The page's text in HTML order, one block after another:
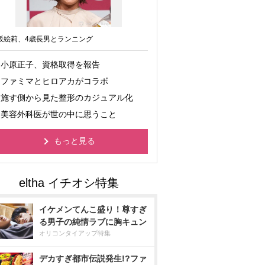
絵莉、4歳長男とランニング
小原正子、資格取得を報告
ファミマとヒロアカがコラボ
施す側から見た整形のカジュアル化
美容外科医が世の中に思うこと
もっと見る
イケメンてんこ盛り！尊すぎ
る男子の純情ラブに胸キュン
オリコンタイアップ特集
デカすぎ都市伝説発生!?ファ